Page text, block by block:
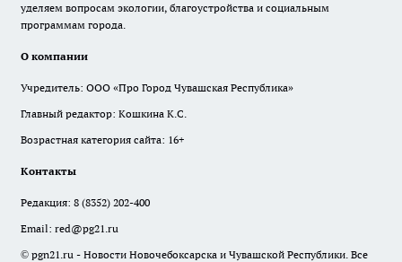
уделяем вопросам экологии, благоустройства и социальным
программам города.
О компании
Учредитель: ООО «Про Город Чувашская Республика»
Главный редактор: Кошкина К.С.
Возрастная категория сайта: 16+
Контакты
Редакция: 8 (8352) 202-400
Email: red@pg21.ru
© pgn21.ru - Новости Новочебоксарска и Чувашской Республики. Все